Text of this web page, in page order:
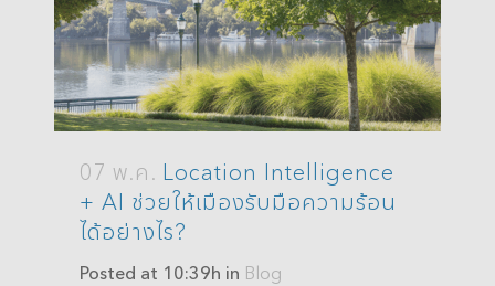
07 พ.ค. Location Intelligence
+ AI ช่วยให้เมืองรับมือความร้อน
ได้อย่างไร?
Posted at 10:39h in Blog